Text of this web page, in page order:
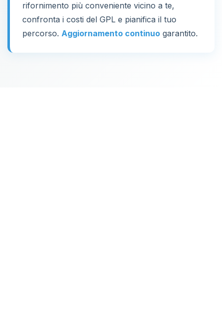
rifornimento più conveniente vicino a te,
confronta i costi del GPL e pianifica il tuo
percorso. Aggiornamento continuo garantito.